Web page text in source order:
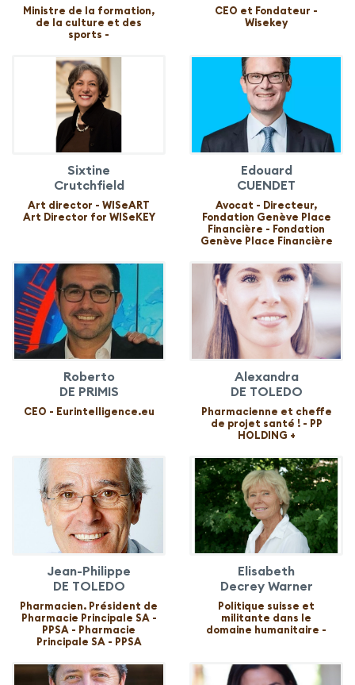
Ministre de la formation,
de la culture et des
sports -
CEO et Fondateur -
Wisekey
Sixtine
Crutchfield
Art director - WISeART
Art Director for WISeKEY
Edouard
CUENDET
Avocat - Directeur,
Fondation Genève Place
Financière - Fondation
Genève Place Financière
Roberto
DE PRIMIS
CEO - Eurintelligence.eu
Alexandra
DE TOLEDO
Pharmacienne et cheffe
de projet santé ! - PP
HOLDING +
Jean-Philippe
DE TOLEDO
Pharmacien. Président de
Pharmacie Principale SA -
PPSA - Pharmacie
Principale SA - PPSA
Elisabeth
Decrey Warner
Politique suisse et
militante dans le
domaine humanitaire -